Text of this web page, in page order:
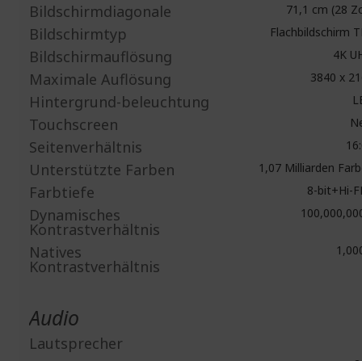
Bildschirmdiagonale 71,1 cm (28
Bildschirmtyp Flachbildschirm
Bildschirmauflösung 4K
Maximale Auflösung 3840 x
Hintergrund-beleuchtung
Touchscreen
Seitenverhältnis
Unterstützte Farben 1,07 Milliarden
Farbtiefe 8-bit+Hi-
Dynamisches
Kontrastverhältnis
Natives
Kontrastverhältnis
Audio
Lautsprecher